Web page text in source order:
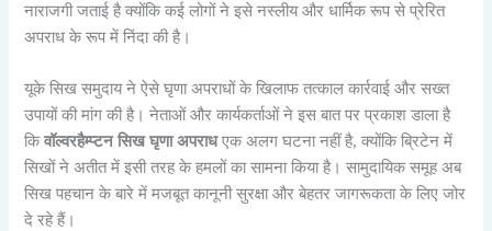
नाराजगी जताई है क्योंकि कई लोगों ने इसे नस्लीय और धार्मिक रूप से प्रेरित
अपराध के रूप में निंदा की है।
यूके सिख समुदाय ने ऐसे घृणा अपराधों के खिलाफ तत्काल कार्रवाई और सख्त
उपायों की मांग की है। नेताओं और कार्यकर्ताओं ने इस बात पर प्रकाश डाला है
किवॉल्वरहैम्प्टन सिख घृणा अपराधएक अलग घटना नहीं है, क्योंकि ब्रिटेन में
सिखों ने अतीत में इसी तरह के हमलों का सामना किया है। सामुदायिक समूह अब
सिख पहचान के बारे में मजबूत कानूनी सुरक्षा और बेहतर जागरूकता के लिए जोर
दे रहे हैं।